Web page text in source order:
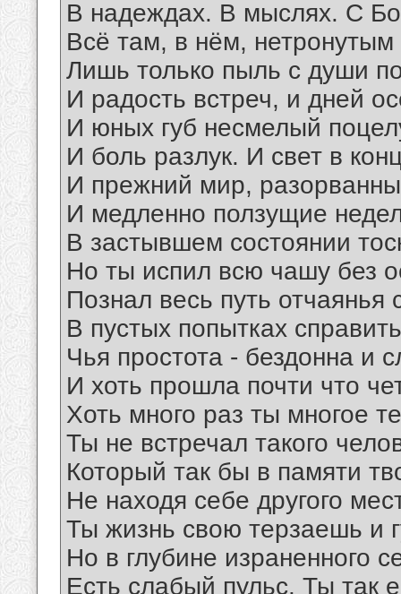
В надеждах. В мыслях. С
Всё там, в нём, нетронутым
Лишь только пыль с души
И радость встреч, и дней
И юных губ несмелый
И боль разлук. И свет в
И прежний мир,
И медленно ползущие
В застывшем состоянии
Но ты испил всю чашу без
Познал весь путь отчаянья
В пустых попытках
Чья простота - бездонна и
И хоть прошла почти что
Хоть много раз ты многое
Ты не встречал такого
Который так бы в памяти
Не находя себе другого
Ты жизнь свою терзаешь и
Но в глубине израненного
Есть слабый пульс. Ты так